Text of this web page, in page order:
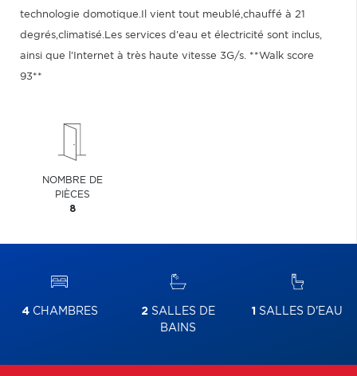
technologie domotique.Il vient tout meublé,chauffé à 21
degrés,climatisé.Les services d'eau et électricité sont inclus,
ainsi que l'Internet à très haute vitesse 3G/s. **Walk score
93**
NOMBRE DE
PIÈCES
8
4CHAMBRES 2 SALLES DE
BAINS
1 SALLES D'EAU